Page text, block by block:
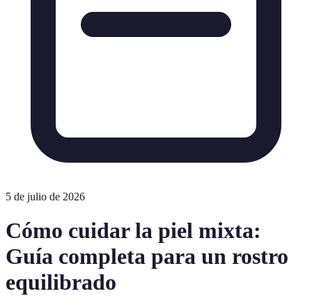
5 de julio de 2026
Cómo cuidar la piel mixta:
Guía completa para un rostro
equilibrado